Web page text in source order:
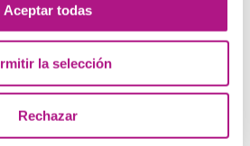
Aceptar todas
la selección
Rechazar
constante
en constante evolución y el inglés